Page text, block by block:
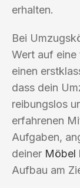
erhalten.
Bei
Wert auf eine
einen
dass dein
reibungslos
erfahrenen
Aufgaben,
deiner Möbel
Aufbau am